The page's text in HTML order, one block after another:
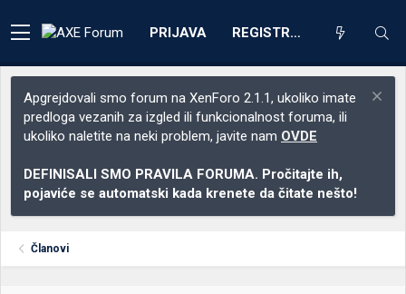
PRIJAVA REGISTRACIJA
Apgrejdovali smo forum na XenForo 2.1.1, ukoliko imate
predloga vezanih za izgled ili funkcionalnost foruma, ili
ukoliko naletite na neki problem, javite nam OVDE
DEFINISALI SMO PRAVILA FORUMA. Pročitajte ih,
pojaviće se automatski kada krenete da čitate nešto!
Članovi